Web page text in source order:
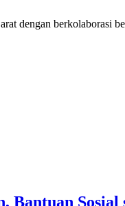
dengan berkolaborasi
Bantuan